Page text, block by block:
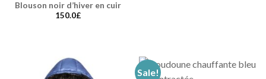
Blouson noir d’hiver en cuir
150.0£
Sale!